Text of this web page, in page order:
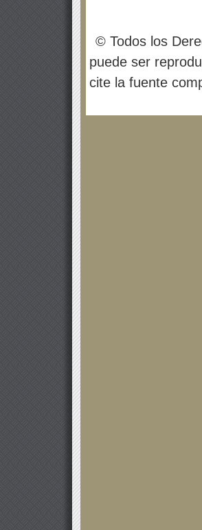
© Todos los
puede ser
cite la fuente